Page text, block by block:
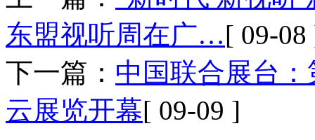
东盟视听周在广…[ 09-08
下一篇： 中国联合展台
云展览开幕[ 09-09 ]